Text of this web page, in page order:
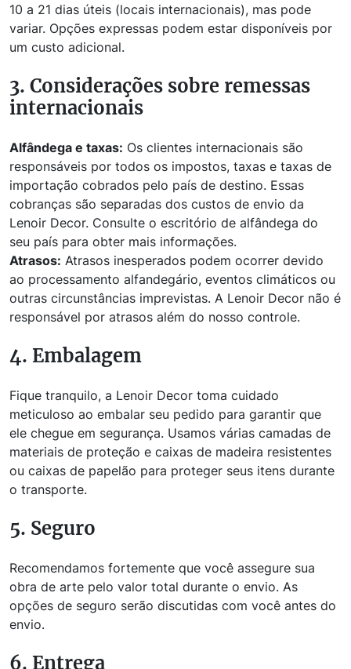
10 a 21 dias úteis (locais internacionais), mas pode
variar. Opções expressas podem estar disponíveis por
um custo adicional.
3. Considerações sobre remessas
internacionais
Alfândega e taxas: Os clientes internacionais são
responsáveis por todos os impostos, taxas e taxas de
importação cobrados pelo país de destino. Essas
cobranças são separadas dos custos de envio da
Lenoir Decor. Consulte o escritório de alfândega do
seu país para obter mais informações.
Atrasos: Atrasos inesperados podem ocorrer devido
ao processamento alfandegário, eventos climáticos ou
outras circunstâncias imprevistas. A Lenoir Decor não é
responsável por atrasos além do nosso controle.
4. Embalagem
Fique tranquilo, a Lenoir Decor toma cuidado
meticuloso ao embalar seu pedido para garantir que
ele chegue em segurança. Usamos várias camadas de
materiais de proteção e caixas de madeira resistentes
ou caixas de papelão para proteger seus itens durante
o transporte.
5. Seguro
Recomendamos fortemente que você assegure sua
obra de arte pelo valor total durante o envio. As
opções de seguro serão discutidas com você antes do
envio.
6. Entrega